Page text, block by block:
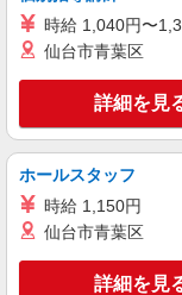
キープ
正社員
グループホーム ソラ
た
時給 1,040円〜
仙台市青葉区
詳細を見
ホールスタッフ
時給 1,150円
仙台市青葉区
詳細を見